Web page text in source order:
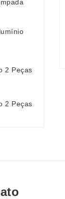
2 Peças
2 Peças